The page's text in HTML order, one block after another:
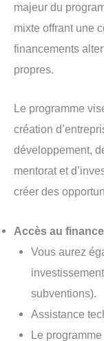
majeur du
mixte offrant une
financements
propres.
Le programme
création
développement,
mentorat et
créer des
Accès au
Vous aurez
subventions).
Assistance
Le